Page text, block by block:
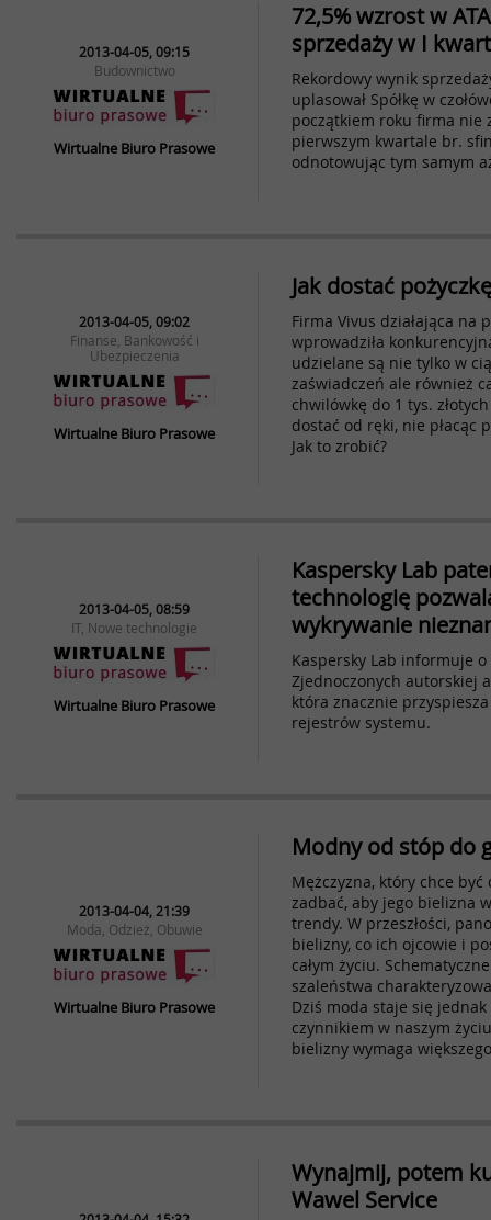
2013-04-05, 09:15
Budownictwo
Wirtualne Biuro Prasowe
72,5% wzrost w
sprzedaży w I
Rekordowy wynik
uplasował Spółkę w
początkiem roku firma nie
pierwszym kwartale br.
odnotowując tym samym
2013-04-05, 09:02
Finanse, Bankowość i
Ubezpieczenia
Wirtualne Biuro Prasowe
Jak dostać
Firma Vivus działająca na
wprowadziła
udzielane są nie tylko w
zaświadczeń ale również
chwilówkę do 1 tys.
dostać od ręki, nie płacąc
Jak to zrobić?
2013-04-05, 08:59
IT, Nowe technologie
Wirtualne Biuro Prasowe
Kaspersky Lab
technologię
wykrywanie
Kaspersky Lab informuje
Zjednoczonych autorskiej
która znacznie
rejestrów systemu.
2013-04-04, 21:39
Moda, Odzież, Obuwie
Wirtualne Biuro Prasowe
Modny od stóp do
Mężczyzna, który chce
zadbać, aby jego bielizna
trendy. W przeszłości,
bielizny, co ich ojcowie i
całym życiu.
szaleństwa
Dziś moda staje się
czynnikiem w naszym
bielizny wymaga
Wynajmij, potem
Wawel Service